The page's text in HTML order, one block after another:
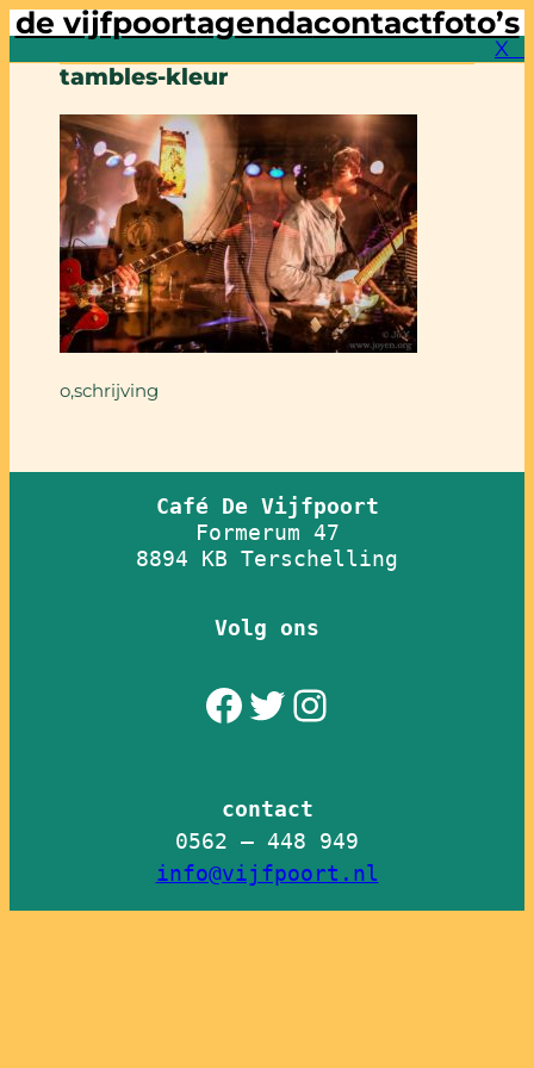
de vijfpoortagendacontactfoto’s
X⠀
tambles-kleur
o,schrijving
Café De Vijfpoort
Formerum 47
8894 KB Terschelling
Volg ons
Facebook Twitter Instagram
contact
info@vijfpoort.nl